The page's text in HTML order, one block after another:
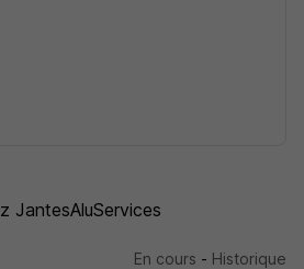
JantesAluServices
En cours - Historique